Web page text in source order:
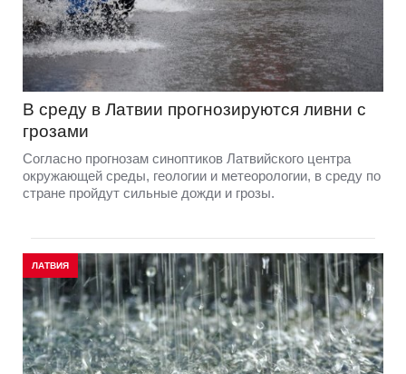
В среду в Латвии прогнозируются ливни с
грозами
Согласно прогнозам синоптиков Латвийского центра
окружающей среды, геологии и метеорологии, в среду по
стране пройдут сильные дожди и грозы.
ЛАТВИЯ